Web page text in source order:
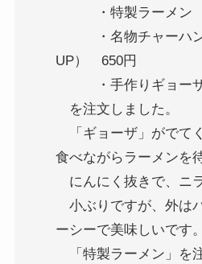
・特製ラーメン
・名物チャーハン
UP） 650円
・手作りギョー
を注文しました。
「ギョーザ」 がでて
食べながらラーメンを
にんにく抜きで、ニ
小ぶりですが、外は
ーシーで美味しいです。
「特製ラーメン」
を